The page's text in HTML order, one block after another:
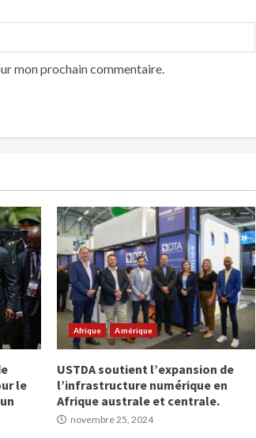
mon prochain commentaire.
le
Afrique Amérique
USTDA soutient l’expansion de
l’infrastructure numérique en
Afrique australe et centrale.
novembre 25, 2024